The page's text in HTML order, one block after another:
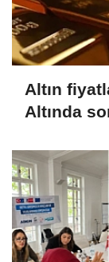
Altın
Altında